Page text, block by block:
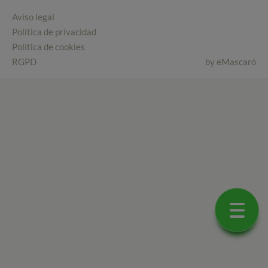
Aviso legal
Política de privacidad
Política de cookies
RGPD
by eMascaró